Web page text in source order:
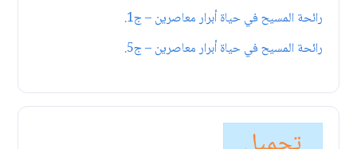
رائحة المسيح في حياة أبرار معاصرين – ج1.
رائحة المسيح في حياة أبرار معاصرين – ج5.